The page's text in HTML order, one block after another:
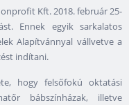
Kft. 2018. február 25-
Ennek egyik sarkalatos
Alapítvánnyal vállvetve a
indítani.
hogy felsőfokú oktatási
bábszínházak, illetve